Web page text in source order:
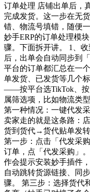
订单处理 店铺出单后
完成发货。这一步在无
错、物流号填错，随便
妙手ERP的订单处理模
骤。下面拆开讲。 1、
后，出单会自动同步到
平台的订单都汇总在一
单发货、已发货等几个
——按平台选TikTok、按
属筛选项，比如物流类
第一种情况：一键代发
卖家走的就是这条路：
货到货代→货代贴单发
第一步：点击「代发采
订单，点「代发采购」
作会提示安装妙手插件
自动跳转货源链接、同
骤。 第三步：选择货代